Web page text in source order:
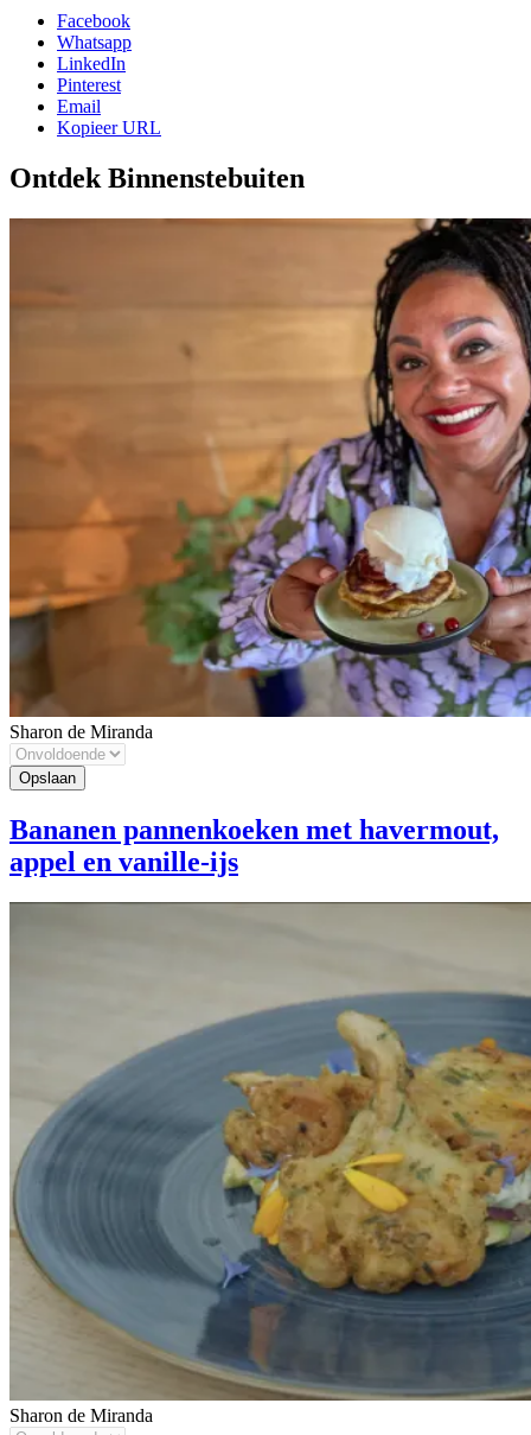
Facebook
Whatsapp
LinkedIn
Pinterest
Email
Kopieer URL
Ontdek Binnenstebuiten
Sharon de Miranda
Bananen pannenkoeken met havermout,
appel en vanille-ijs
Sharon de Miranda